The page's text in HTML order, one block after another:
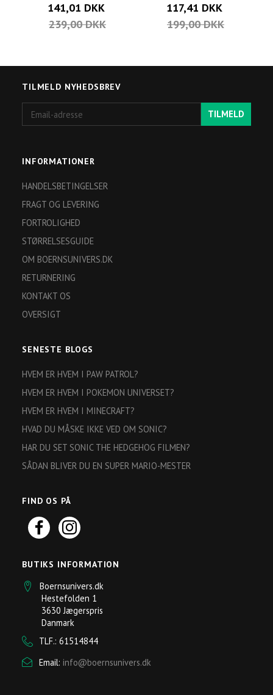
141,01 DKK
239,00 DKK
117,41 DKK
199,00 DKK
TILMELD NYHEDSBREV
adresse
TILMELD
INFORMATIONER
HANDELSBETINGELSER
FRAGT OG LEVERING
FORTROLIGHED
STØRRELSESGUIDE
OM BOERNSUNIVERS.DK
RETURNERING
KONTAKT OS
OVERSIGT
SENESTE BLOGS
HVEM ER HVEM I PAW PATROL?
HVEM ER HVEM I POKEMON UNIVERSET?
HVEM ER HVEM I MINECRAFT?
HVAD DU MÅSKE IKKE VED OM SONIC?
HAR DU SET SONIC THE HEDGEHOG FILMEN?
SÅDAN BLIVER DU EN SUPER MARIO-MESTER
FIND OS PÅ
BUTIKS INFORMATION
Boernsunivers.dk
Hestefolden 1
3630 Jægerspris
Danmark
TLF.: 61514844
Email: info@boernsunivers.dk